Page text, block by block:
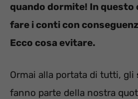
quando dormite! In questo
fare i conti con
Ecco cosa evitare.
Ormai alla portata di tutti, gli
fanno parte della nostra